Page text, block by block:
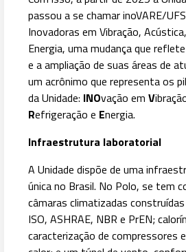
passou a se chamar inoVARE/
Inovadoras em Vibração,
Energia, uma mudança que
e a ampliação de suas áreas de
um acrônimo que representa os
da Unidade: INOvação em V
Refrigeração e Energia.
Infraestrutura laboratorial
A Unidade dispõe de uma
única no Brasil. No Polo, se tem
câmaras climatizadas
ISO, ASHRAE, NBR e PrEN;
caracterização de compressores